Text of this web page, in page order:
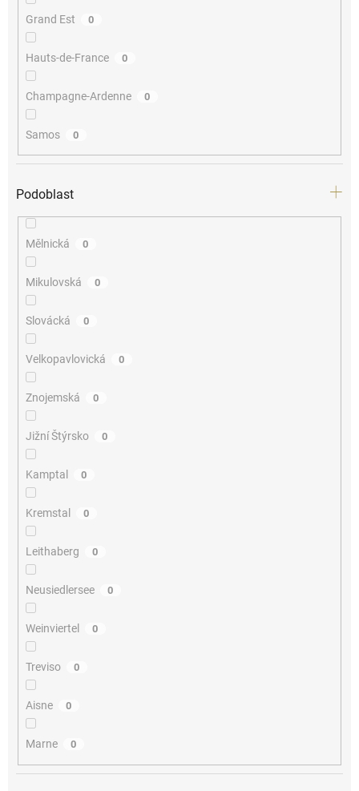
Grand Est 0
Hauts-de-France 0
Champagne-Ardenne 0
Samos 0
Podoblast
Mělnická 0
Mikulovská 0
Slovácká 0
Velkopavlovická 0
Znojemská 0
Jižní Štýrsko 0
Kamptal 0
Kremstal 0
Leithaberg 0
Neusiedlersee 0
Weinviertel 0
Treviso 0
Aisne 0
Marne 0